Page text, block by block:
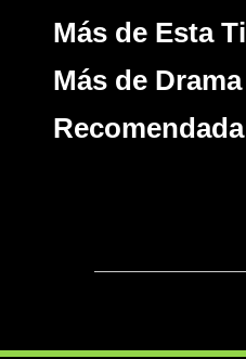
Más de Esta
Más de Drama
Recomendada